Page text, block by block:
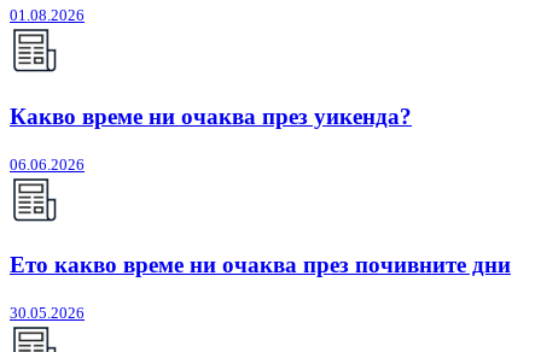
01.08.2026
Какво време ни очаква през уикенда?
06.06.2026
Ето какво време ни очаква през почивните дни
30.05.2026